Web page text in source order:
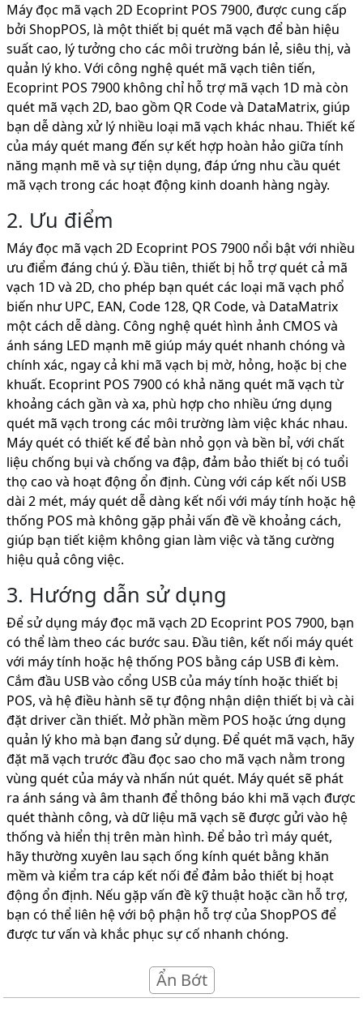
Máy đọc mã vạch 2D Ecoprint POS 7900, được cung cấp
bởi ShopPOS, là một thiết bị quét mã vạch để bàn hiệu
suất cao, lý tưởng cho các môi trường bán lẻ, siêu thị, và
quản lý kho. Với công nghệ quét mã vạch tiên tiến,
Ecoprint POS 7900 không chỉ hỗ trợ mã vạch 1D mà còn
quét mã vạch 2D, bao gồm QR Code và DataMatrix, giúp
bạn dễ dàng xử lý nhiều loại mã vạch khác nhau. Thiết kế
của máy quét mang đến sự kết hợp hoàn hảo giữa tính
năng mạnh mẽ và sự tiện dụng, đáp ứng nhu cầu quét
mã vạch trong các hoạt động kinh doanh hàng ngày.
2. Ưu điểm
Máy đọc mã vạch 2D Ecoprint POS 7900 nổi bật với nhiều
ưu điểm đáng chú ý. Đầu tiên, thiết bị hỗ trợ quét cả mã
vạch 1D và 2D, cho phép bạn quét các loại mã vạch phổ
biến như UPC, EAN, Code 128, QR Code, và DataMatrix
một cách dễ dàng. Công nghệ quét hình ảnh CMOS và
ánh sáng LED mạnh mẽ giúp máy quét nhanh chóng và
chính xác, ngay cả khi mã vạch bị mờ, hỏng, hoặc bị che
khuất. Ecoprint POS 7900 có khả năng quét mã vạch từ
khoảng cách gần và xa, phù hợp cho nhiều ứng dụng
quét mã vạch trong các môi trường làm việc khác nhau.
Máy quét có thiết kế để bàn nhỏ gọn và bền bỉ, với chất
liệu chống bụi và chống va đập, đảm bảo thiết bị có tuổi
thọ cao và hoạt động ổn định. Cùng với cáp kết nối USB
dài 2 mét, máy quét dễ dàng kết nối với máy tính hoặc hệ
thống POS mà không gặp phải vấn đề về khoảng cách,
giúp bạn tiết kiệm không gian làm việc và tăng cường
hiệu quả công việc.
3. Hướng dẫn sử dụng
Để sử dụng máy đọc mã vạch 2D Ecoprint POS 7900, bạn
có thể làm theo các bước sau. Đầu tiên, kết nối máy quét
với máy tính hoặc hệ thống POS bằng cáp USB đi kèm.
Cắm đầu USB vào cổng USB của máy tính hoặc thiết bị
POS, và hệ điều hành sẽ tự động nhận diện thiết bị và cài
đặt driver cần thiết. Mở phần mềm POS hoặc ứng dụng
quản lý kho mà bạn đang sử dụng. Để quét mã vạch, hãy
đặt mã vạch trước đầu đọc sao cho mã vạch nằm trong
vùng quét của máy và nhấn nút quét. Máy quét sẽ phát
ra ánh sáng và âm thanh để thông báo khi mã vạch được
quét thành công, và dữ liệu mã vạch sẽ được gửi vào hệ
thống và hiển thị trên màn hình. Để bảo trì máy quét,
hãy thường xuyên lau sạch ống kính quét bằng khăn
mềm và kiểm tra cáp kết nối để đảm bảo thiết bị hoạt
động ổn định. Nếu gặp vấn đề kỹ thuật hoặc cần hỗ trợ,
bạn có thể liên hệ với bộ phận hỗ trợ của ShopPOS để
được tư vấn và khắc phục sự cố nhanh chóng.
Ẩn Bớt